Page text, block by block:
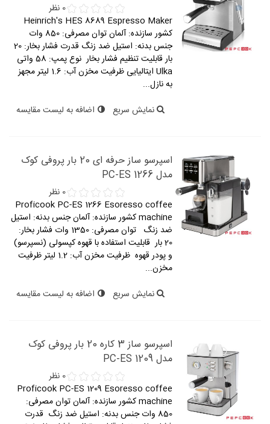
0 نظر
Heinrich's HES 8689 Espresso Maker
کشور سازنده: آلمان توان مصرفی: 850 وات
جنس بدنه: استیل ضد زنگ قدرت فشار بخار: 20
بار قابلیت تنظیم فشار بخار نوع پمپ: 58 واتی
Ulka ایتالیایی ظرفیت مخزن آب: 1.6 لیتر مجهز
به نازل...
نمایش سریع
اضافه به لیست مقایسه
اسپرسو ساز حرفه ای 20 بار پروفی کوک
مدل PC-ES 1266
0 نظر
Proficook PC-ES 1266 Esoresso coffee
machine کشور سازنده: آلمان جنس بدنه: استیل
ضد زنگ توان مصرفی: 1350 وات فشار بخار:
20 بار قابلیت استفاده با قهوه کپسولی (نسپرسو)
و پودر قهوه ظرفیت مخزن آب: 1.2 لیتر ظرفیت
مخزن...
نمایش سریع
اضافه به لیست مقایسه
اسپرسو ساز 3 کاره 20 بار پروفی کوک
مدل PC-ES 1209
0 نظر
Proficook PC-ES 1209 Esoresso coffee
machine کشور سازنده: آلمان توان مصرفی:
850 وات جنس بدنه: استیل ضد زنگ قدرت